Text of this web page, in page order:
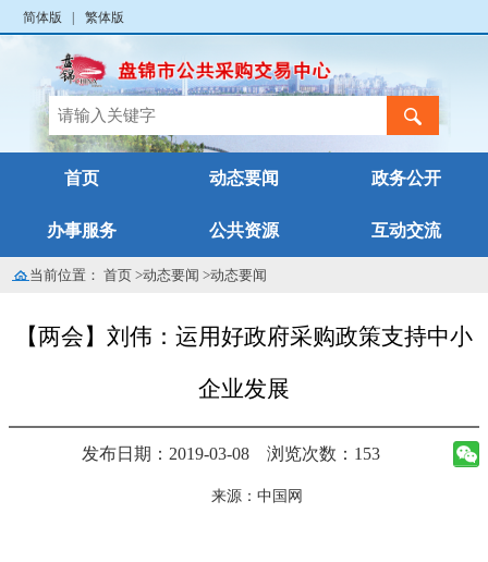
简体版 繁体版
首页 动态要闻 政务公开
办事服务 公共资源 互动交流
当前位置：首页 >动态要闻 >动态要闻
【两会】刘伟：运用好政府采购政策支持中小
企业发展
发布日期：2019-03-08 浏览次数：153
来源：中国网